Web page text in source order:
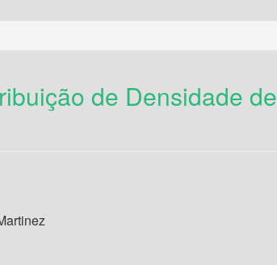
de Densidade de